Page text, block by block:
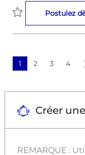
Sauvegarder
Postulez
1 2 3 4
Créer
REMARQUE :